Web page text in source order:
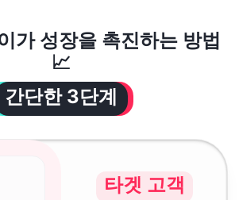
가 성장을 촉진하는 방법
📈
간단한 3단계
타겟 고객